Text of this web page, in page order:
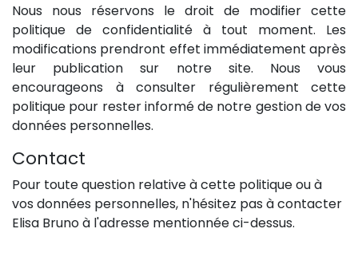
Nous nous réservons le droit de modifier cette
politique de confidentialité à tout moment. Les
modifications prendront effet immédiatement après
leur publication sur notre site. Nous vous
encourageons à consulter régulièrement cette
politique pour rester informé de notre gestion de vos
données personnelles.
Contact
Pour toute question relative à cette politique ou à
vos données personnelles, n'hésitez pas à contacter
Elisa Bruno à l'adresse mentionnée ci-dessus.